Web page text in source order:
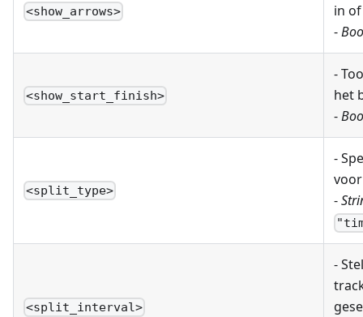
<show_arrows>
in
-
<show_start_finish>
-
het
-
<split_type>
-
-
<split_interval>
-